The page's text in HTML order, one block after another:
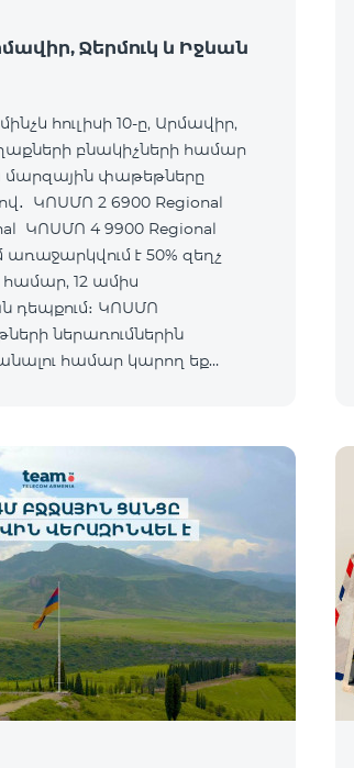
Ջերմուկ և Իջևան
հուլիսի 10-ը, Արմավիր,
բնակիչների համար
մարզային փաթեթները
ԿՈՍՄՈ 4 9900 Regional
է 50% զեղչ
12 ամիս
դեպքում։ ԿՈՍՄՈ
ներառումներին
համար կարող եք